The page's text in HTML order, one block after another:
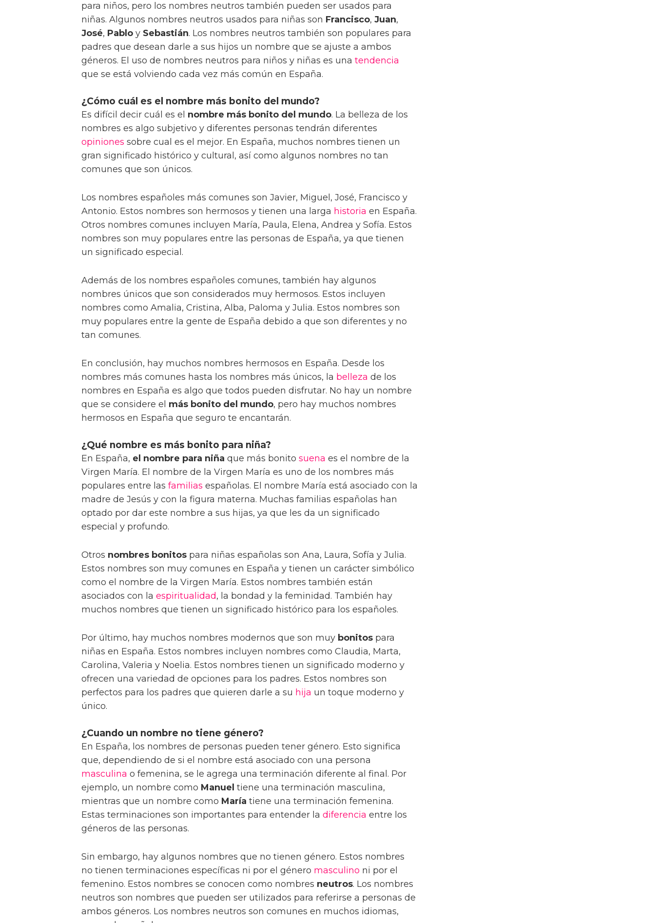
para niños, pero los nombres neutros también pueden ser usados para
niñas. Algunos nombres neutros usados para niñas son Francisco, Juan,
José, Pablo y Sebastián. Los nombres neutros también son populares para
padres que desean darle a sus hijos un nombre que se ajuste a ambos
géneros. El uso de nombres neutros para niños y niñas es una tendencia
que se está volviendo cada vez más común en España.
¿Cómo cuál es el nombre más bonito del mundo?
Es difícil decir cuál es el nombre más bonito del mundo. La belleza de los
nombres es algo subjetivo y diferentes personas tendrán diferentes
opiniones sobre cual es el mejor. En España, muchos nombres tienen un
gran significado histórico y cultural, así como algunos nombres no tan
comunes que son únicos.
Los nombres españoles más comunes son Javier, Miguel, José, Francisco y
Antonio. Estos nombres son hermosos y tienen una larga historia en España.
Otros nombres comunes incluyen María, Paula, Elena, Andrea y Sofía. Estos
nombres son muy populares entre las personas de España, ya que tienen
un significado especial.
Además de los nombres españoles comunes, también hay algunos
nombres únicos que son considerados muy hermosos. Estos incluyen
nombres como Amalia, Cristina, Alba, Paloma y Julia. Estos nombres son
muy populares entre la gente de España debido a que son diferentes y no
tan comunes.
En conclusión, hay muchos nombres hermosos en España. Desde los
nombres más comunes hasta los nombres más únicos, la belleza de los
nombres en España es algo que todos pueden disfrutar. No hay un nombre
que se considere el más bonito del mundo, pero hay muchos nombres
hermosos en España que seguro te encantarán.
¿Qué nombre es más bonito para niña?
En España, el nombre para niña que más bonito suena es el nombre de la
Virgen María. El nombre de la Virgen María es uno de los nombres más
populares entre las familias españolas. El nombre María está asociado con la
madre de Jesús y con la figura materna. Muchas familias españolas han
optado por dar este nombre a sus hijas, ya que les da un significado
especial y profundo.
Otros nombres bonitos para niñas españolas son Ana, Laura, Sofía y Julia.
Estos nombres son muy comunes en España y tienen un carácter simbólico
como el nombre de la Virgen María. Estos nombres también están
asociados con la espiritualidad, la bondad y la feminidad. También hay
muchos nombres que tienen un significado histórico para los españoles.
Por último, hay muchos nombres modernos que son muy bonitos para
niñas en España. Estos nombres incluyen nombres como Claudia, Marta,
Carolina, Valeria y Noelia. Estos nombres tienen un significado moderno y
ofrecen una variedad de opciones para los padres. Estos nombres son
perfectos para los padres que quieren darle a su hija un toque moderno y
único.
¿Cuando un nombre no tiene género?
En España, los nombres de personas pueden tener género. Esto significa
que, dependiendo de si el nombre está asociado con una persona
masculina o femenina, se le agrega una terminación diferente al final. Por
ejemplo, un nombre como Manuel tiene una terminación masculina,
mientras que un nombre como María tiene una terminación femenina.
Estas terminaciones son importantes para entender la diferencia entre los
géneros de las personas.
Sin embargo, hay algunos nombres que no tienen género. Estos nombres
no tienen terminaciones específicas ni por el género masculino ni por el
femenino. Estos nombres se conocen como nombres neutros. Los nombres
neutros son nombres que pueden ser utilizados para referirse a personas de
ambos géneros. Los nombres neutros son comunes en muchos idiomas,